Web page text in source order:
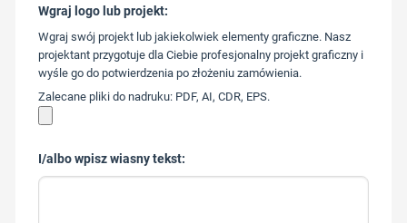
573 568
217
Wgraj logo lub projekt:
Wgraj swój projekt lub jakiekolwiek elementy graficzne. Nasz
projektant przygotuje dla Ciebie profesjonalny projekt graficzny i
wyśle go do potwierdzenia po złożeniu zamówienia.
Zalecane pliki do nadruku: PDF, AI, CDR, EPS.
I/albo wpisz wiasny tekst: